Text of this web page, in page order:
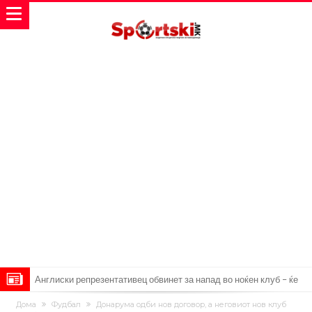
Англиски репрезентативец обвинет за напад во ноќен клуб – ќе
оди на суд!
Дилеми повеќе нема: Познато е кога Родри ќе стане новиот
Дома Фудбал
Донарума одби нов договор, а неговиот нов клуб